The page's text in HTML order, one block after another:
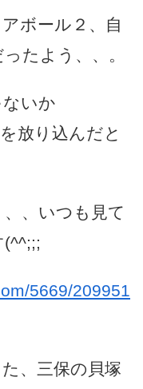
ボール２、自
たよう、、。
いか
放り込んだと
、いつも見て
、三保の貝塚